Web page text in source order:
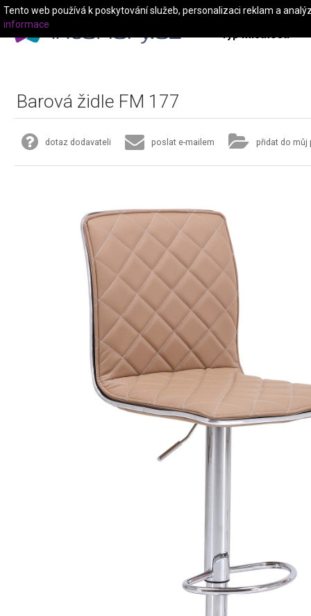
Typ místnosti
Barová židle FM 177
dotaz dodavateli poslat e-mailem přidat do můj
Tento web používá k poskytování služeb, personalizaci reklam a
informace